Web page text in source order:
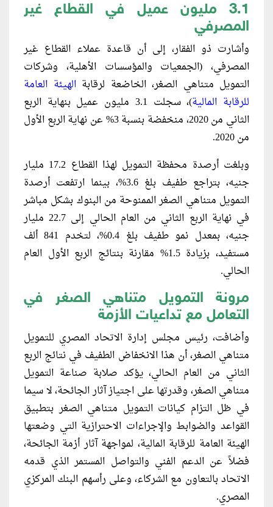
3.1 مليون عميل في القطاع غير
المصرفي
وأشارت ذو الفقار، إلى أن قاعدة عملاء القطاع غير
المصرفي، (الجمعيات والمؤسسات الأهلية، وشركات
التمويل متناهي الصغر، الخاضعة لرقابةالهيئة العامة
للرقابة المالية
)، سجلت 3.1 مليون عميل بنهاية الربع
الثاني من 2020، منخفضة بنسبة 3% عن نهاية الربع الأول
من 2020.
وبلغت أرصدة محفظة التمويل لهذا القطاع 17.2 مليار
جنيه، بتراجع طفيف بلغ 3.6%، بينما ارتفعت أرصدة
التمويل متناهي الصغر الممنوحة من البنوك بشكل مباشر
في نهاية الربع الثاني من العام الحالي إلى 22.7 مليار
جنيه، بمعدل نمو طفيف بلغ 0.4%، لتخدم 841 ألف
مستفيد، بزيادة 1.5% مقارنة بنتائج الربع الأول العام
الحالي.
مرونة التمويل متناهي الصغر في
التعامل مع تداعيات الأزمة
وأضافت، رئيس مجلس إدارة الاتحاد المصري للتمويل
متناهي الصغر، أن هذا الانخفاض الطفيف في نتائج الربع
الثاني من العام الحالي، يؤكد صلابة صناعة التمويل
متناهي الصغر، وقدرتها على اجتياز آثار الجائحة، لا سيما
في ظل التزام كيانات التمويل متناهي الصغر بتطبيق
القواعد والضوابط والإجراءات الاحترازية التي وضعتها
الهيئة العامة للرقابة المالية، لمواجهة آثار أزمة الجائحة،
فضلاً عن الدعم الفني والتواصل المستمر الذي قدمه
الاتحاد بالتعاون مع الشركاء، وعلى رأسهم البنك المركزي
المصري.